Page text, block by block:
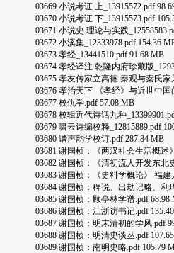
03669 小说考证 上_13915572.pdf
03670 小说考证 下_13915573.pdf
03671 小说史 理论与实践
03672 小溪集_12333978.pdf 154.36
03673 孝经_13441510.pdf 91.68 MB
03674 孝经译注 乾隆内府珍藏版
03675 孝友传家立高德 秦观与秦氏家
03676 孝治天下 《孝经》与近世中国
03677 校仇学.pdf 57.08 MB
03678 校辑近代诗话九种
03679 啸云诗编校释_12815889.pdf
03680 谐声韵学校订.pdf 287.84 MB
03681 谢国桢：《两汉社会生活概述
03682 谢国桢：《清初流人开发东北
03683 谢国桢：《史料学概论》 福建
03684 谢国桢：稗说、出劫记略、利
03685 谢国桢：顾亭林学谱.pdf 68.98
03686 谢国桢：江浙访书记.pdf
03687 谢国桢：明末清初的学风.pdf
03688 谢国桢：明清史谈丛.pdf
03689 谢国桢：南明史略.pdf 105.79